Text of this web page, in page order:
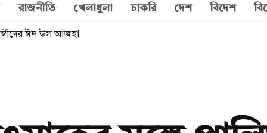
রাজনীতি খেলাধুলা চাকরি দেশ বিদেশ
ঈদ উল আজহা